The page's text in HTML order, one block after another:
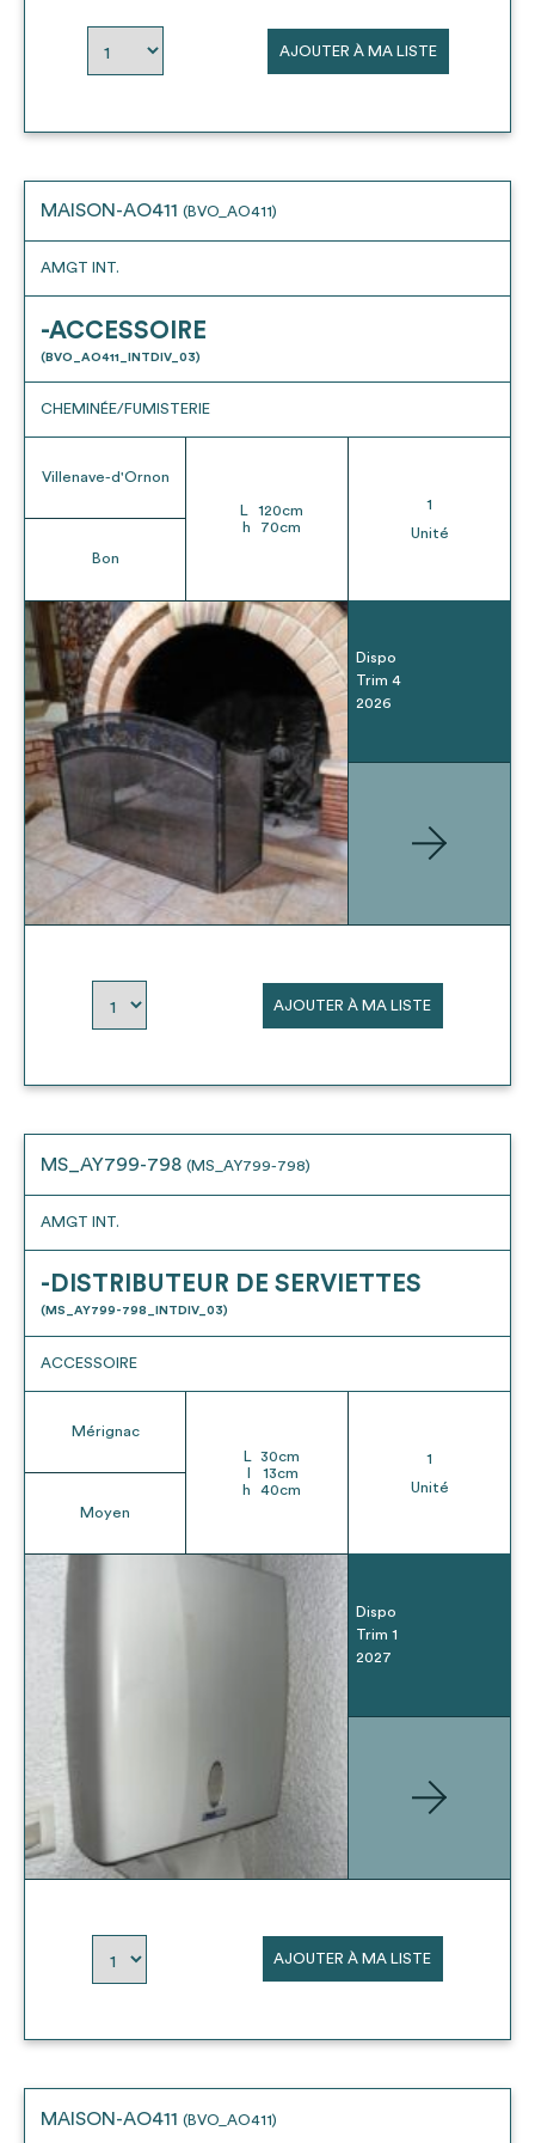
AJOUTER À MA LISTE
MAISON-AO411 (BVO_AO411)
AMGT INT.
-ACCESSOIRE
(BVO_AO411_INTDIV_03)
CHEMINÉE/FUMISTERIE
Villenave-d'Ornon
Bon
L 120cm
h
70cm
1
Unité
Dispo
Trim 4
2026
AJOUTER À MA LISTE
MS_AY799-798 (MS_AY799-798)
AMGT INT.
-DISTRIBUTEUR DE SERVIETTES
(MS_AY799-798_INTDIV_03)
ACCESSOIRE
Mérignac
Moyen
L 30cm
13cm
h
40cm
1
Unité
Dispo
Trim 1
2027
AJOUTER À MA LISTE
MAISON-AO411 (BVO_AO411)